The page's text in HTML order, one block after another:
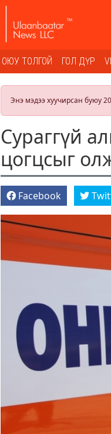
ОЮУ ТОЛГОЙ ГОЛ ДҮР
Энэ мэдээ хуучирсан буюу
Сураггүй
цогцсыг
Facebook